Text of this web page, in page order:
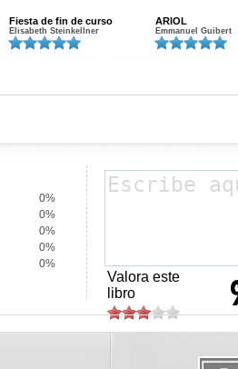
Fiesta de fin de curso
Elisabeth Steinkellner
ARIOL
Emmanuel Guibert
0%
0%
0%
0%
0%
Valora este
libro